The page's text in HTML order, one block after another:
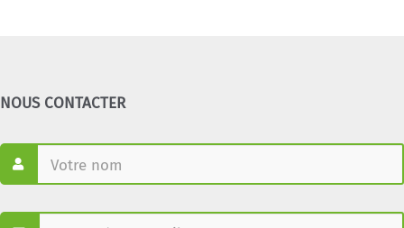
NOUS CONTACTER